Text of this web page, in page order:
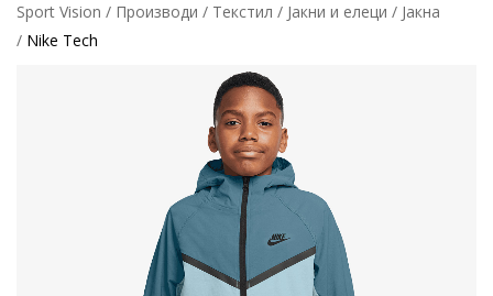
Sport Vision Производи Текстил Јакни и елеци
Јакна
Nike Tech